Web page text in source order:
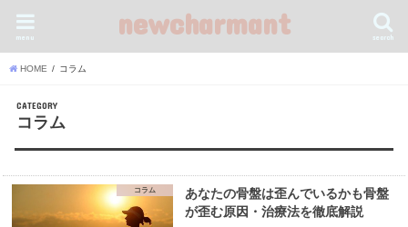
newcharmant search
menu
HOME コラム
CATEGORY
コラム
コラム
あなたの骨盤は歪んでいるかも骨盤
が歪む原因・治療法を徹底解説